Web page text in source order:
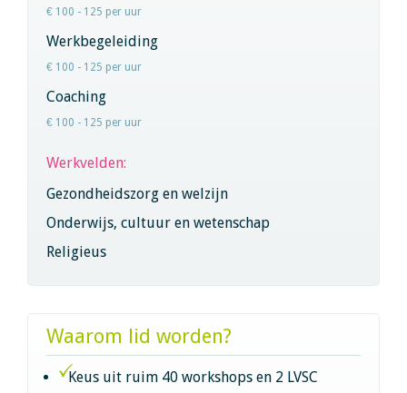
€ 100 - 125 per uur
Werkbegeleiding
€ 100 - 125 per uur
Coaching
€ 100 - 125 per uur
Werkvelden:
Gezondheidszorg en welzijn
Onderwijs, cultuur en wetenschap
Religieus
Waarom lid worden?
Keus uit ruim 40 workshops en 2 LVSC